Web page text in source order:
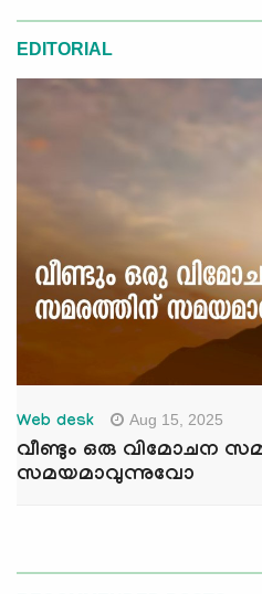
EDITORIAL
Web desk Aug 15, 2025
വീണ്ടും ഒരു വിമോചന
സമയമാവുന്നുവോ